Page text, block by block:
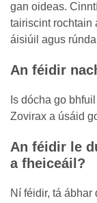
gan oideas.
tairiscint rochtain
áisiúil agus
An féidir
Is dócha go
Zovirax a úsáid
An féidir le
a fheiceáil?
Ní féidir, tá ábhar